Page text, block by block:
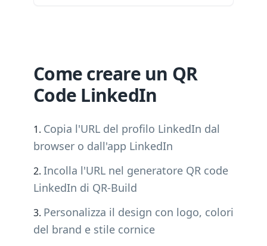
Come creare un QR
Code LinkedIn
Copia l'URL del profilo LinkedIn dal
browser o dall'app LinkedIn
Incolla l'URL nel generatore QR code
LinkedIn di QR-Build
Personalizza il design con logo, colori
del brand e stile cornice